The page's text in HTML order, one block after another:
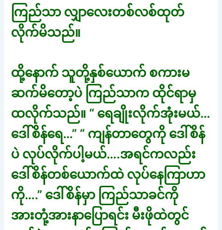
ကြည်သာ လျှာလေးတစ်လစ်ထုတ်
လိုက်မိသည်။
ထို့နောက် သူတို့နှစ်ယောက် စကားမ
ဆက်မိတော့ပဲ ကြည်သာက ထိုင်ရာမှ
ထလိုက်သည်။ “ ရေချိုးလိုက်အုံးမယ်…
ဒေါ်စိန်ရေ…” “ ကျန်တာတွေကို ဒေါ်စိန်
ပဲ လုပ်လိုက်ပါ့မယ်….အရင်ကလည်း
ဒေါ်စိန်တစ်ယောက်ထဲ လုပ်နေကြာဟာ
ကို….” ဒေါ်စိန်မှာ ကြည်သာခင်ကို
အားတုံ့အားနာပြောရင်း မီးဖိုထဲတွင်